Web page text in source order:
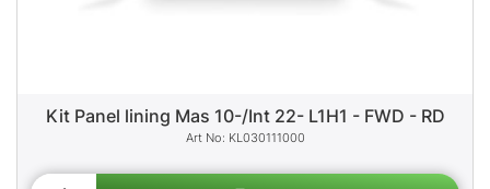
Kit Panel lining Mas 10-/Int 22- L1H1 - FWD - RD
KL030111000